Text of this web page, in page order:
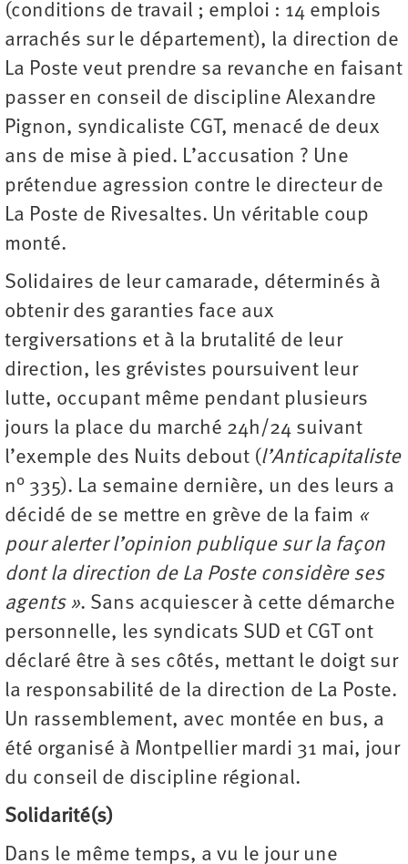
(conditions de travail ; emploi : 14 emplois
arrachés sur le département), la direction de
La Poste veut prendre sa revanche en faisant
passer en conseil de discipline Alexandre
Pignon, syndicaliste CGT, menacé de deux
ans de mise à pied. L’accusation ? Une
prétendue agression contre le directeur de
La Poste de Rivesaltes. Un véritable coup
monté.
Solidaires de leur camarade, déterminés à
obtenir des garanties face aux
tergiversations et à la brutalité de leur
direction, les grévistes poursuivent leur
lutte, occupant même pendant plusieurs
jours la place du marché 24h/24 suivant
l’exemple des Nuits debout (l’Anticapitaliste
n° 335). La semaine dernière, un des leurs a
décidé de se mettre en grève de la faim «
pour alerter l’opinion publique sur la façon
dont la direction de La Poste considère ses
agents ». Sans acquiescer à cette démarche
personnelle, les syndicats SUD et CGT ont
déclaré être à ses côtés, mettant le doigt sur
la responsabilité de la direction de La Poste.
Un rassemblement, avec montée en bus, a
été organisé à Montpellier mardi 31 mai, jour
du conseil de discipline régional.
Solidarité(s)
Dans le même temps, a vu le jour une